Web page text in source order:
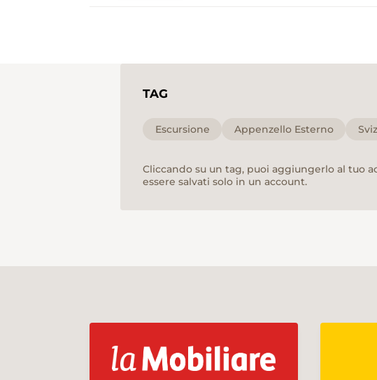
TAG
Escursione Appenzello Esterno
Cliccando su un tag, puoi aggiungerlo al tuo
essere salvati solo in un account.